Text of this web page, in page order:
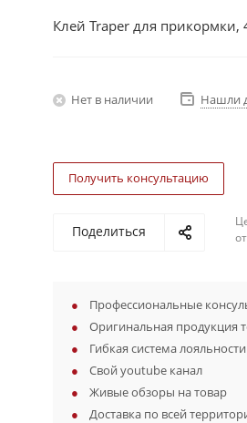
Клей Traper для прикормки,
Нет в наличии Нашли
Получить консультацию
Поделиться
Профессиональные
Оригинальная продукция
Гибкая система лояльности
Свой youtube канал
Живые обзоры на товар
Доставка по всей